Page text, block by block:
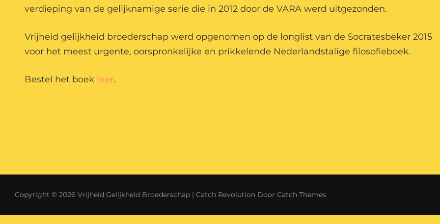
verdieping van de gelijknamige serie die in 2012 door de VARA werd uitgezonden.
Vrijheid gelijkheid broederschap werd opgenomen op de longlist van de Socratesbeker 2015
voor het meest urgente, oorspronkelijke en prikkelende Nederlandstalige filosofieboek.
Bestel het boek hier.
Copyright © 2026 Vrijheid Gelijkheid Broederschap | Catch Revolution Door Catch Themes